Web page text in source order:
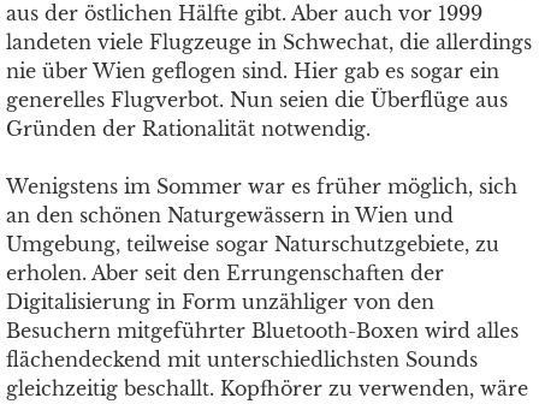
aus der östlichen Hälfte gibt. Aber auch vor 1999
landeten viele Flugzeuge in Schwechat, die allerdings
nie über Wien geflogen sind. Hier gab es sogar ein
generelles Flugverbot. Nun seien die Überflüge aus
Gründen der Rationalität notwendig.
Wenigstens im Sommer war es früher möglich, sich
an den schönen Naturgewässern in Wien und
Umgebung, teilweise sogar Naturschutzgebiete, zu
erholen. Aber seit den Errungenschaften der
Digitalisierung in Form unzähliger von den
Besuchern mitgeführter Bluetooth-Boxen wird alles
flächendeckend mit unterschiedlichsten Sounds
gleichzeitig beschallt. Kopfhörer zu verwenden, wäre